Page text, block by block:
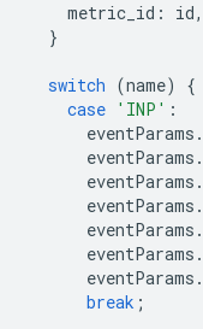
metric_id : id,
}
switch (name)
{
case 'INP' :
eventParams .
eventParams .
eventParams .
eventParams .
eventParams .
eventParams .
eventParams .
break ;